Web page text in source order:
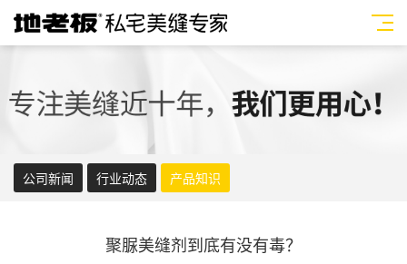
公司新闻 行业动态 产品知识
聚脲美缝剂到底有没有毒？